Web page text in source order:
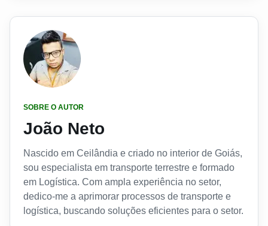
SOBRE O AUTOR
João Neto
Nascido em Ceilândia e criado no interior de Goiás,
sou especialista em transporte terrestre e formado
em Logística. Com ampla experiência no setor,
dedico-me a aprimorar processos de transporte e
logística, buscando soluções eficientes para o setor.